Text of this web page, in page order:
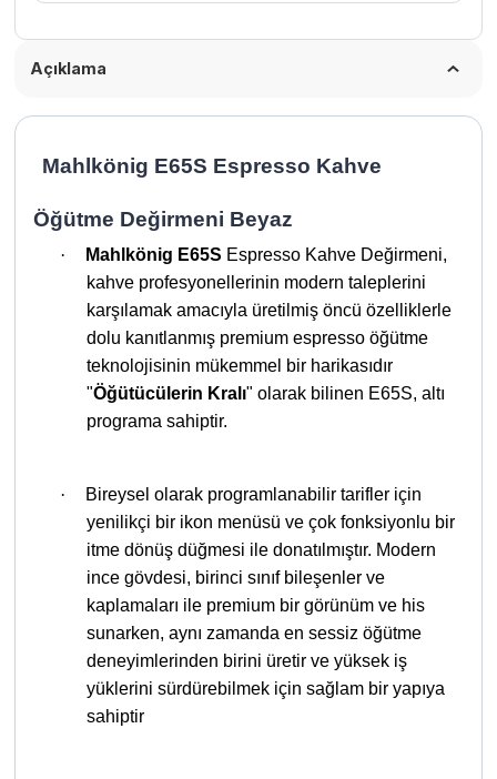
Açıklama
Mahlkönig E65S Espresso Kahve
Öğütme Değirmeni Beyaz
· Mahlkönig E65S Espresso Kahve Değirmeni,
kahve profesyonellerinin modern taleplerini
karşılamak amacıyla üretilmiş öncü özelliklerle
dolu kanıtlanmış premium espresso öğütme
teknolojisinin mükemmel bir harikasıdır
"Öğütücülerin Kralı" olarak bilinen E65S, altı
programa sahiptir.
·
Bireysel olarak programlanabilir tarifler için
yenilikçi bir ikon menüsü ve çok fonksiyonlu bir
itme dönüş düğmesi ile donatılmıştır. Modern
ince gövdesi, birinci sınıf bileşenler ve
kaplamaları ile premium bir görünüm ve his
sunarken, aynı zamanda en sessiz öğütme
deneyimlerinden birini üretir ve yüksek iş
yüklerini sürdürebilmek için sağlam bir yapıya
sahiptir​